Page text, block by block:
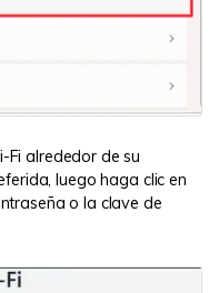
Fi alrededor de su
luego haga clic en
o la clave de